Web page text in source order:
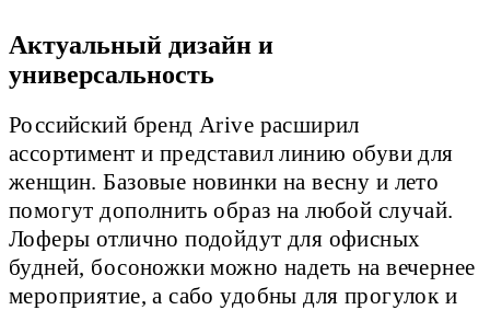
Актуальный дизайн и
универсальность
Российский бренд Arive расширил
ассортимент и представил линию обуви для
женщин. Базовые новинки на весну и лето
помогут дополнить образ на любой случай.
Лоферы отлично подойдут для офисных
будней, босоножки можно надеть на вечернее
мероприятие, а сабо удобны для прогулок и